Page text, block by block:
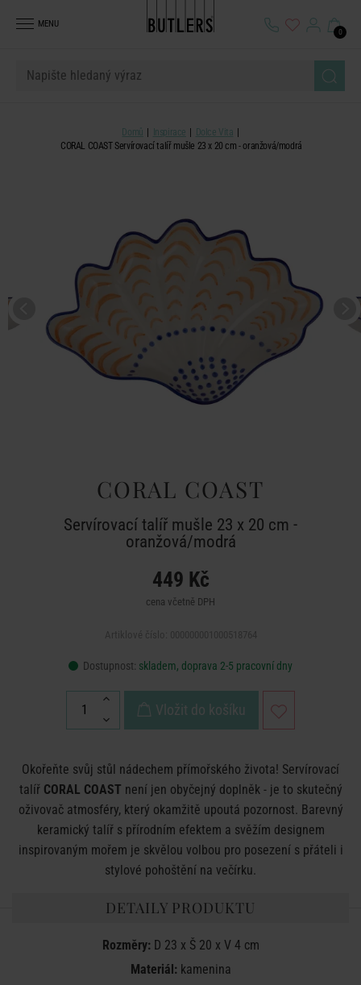
MENU
0
Domů Inspirace
Dolce Vita
CORAL COAST Servírovací talíř mušle 23 x 20 cm - oranžová/modrá
CORAL COAST
Servírovací talíř mušle 23 x 20 cm -
oranžová/modrá
449 Kč
cena včetně DPH
Dostupnost: skladem, doprava 2-5 pracovní dny
Vložit do košíku
Okořeňte svůj stůl nádechem přímořského života! Servírovací
talíř CORAL COAST není jen obyčejný doplněk - je to skutečný
oživovač atmosféry, který okamžitě upoutá pozornost. Barevný
keramický talíř s přírodním efektem a svěžím designem
inspirovaným mořem je skvělou volbou pro posezení s přáteli i
stylové pohoštění na večírku.
DETAILY PRODUKTU
Rozměry:D 23 x Š 20 x V 4 cm
Materiál:kamenina